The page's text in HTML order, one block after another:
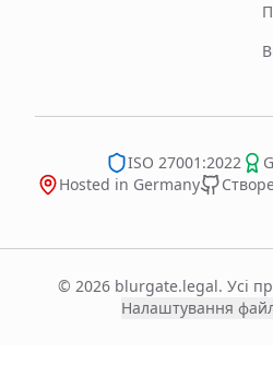
ISO 27001:2022
Hosted in Germany
© 2026 blurgate.legal. Усі
Налаштування